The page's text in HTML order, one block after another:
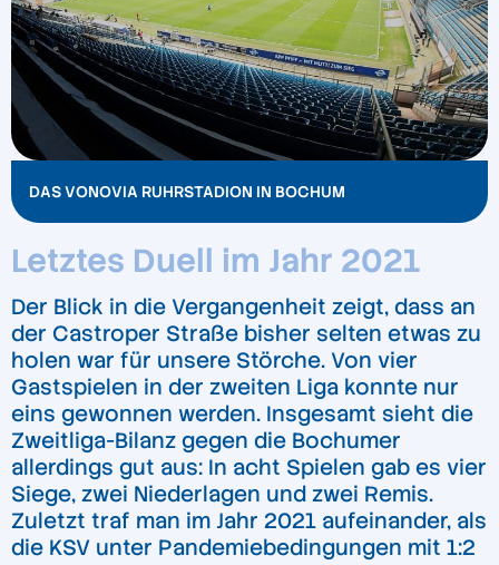
DAS VONOVIA RUHRSTADION IN BOCHUM
Letztes Duell im Jahr 2021
Der Blick in die Vergangenheit zeigt, dass an
der Castroper Straße bisher selten etwas zu
holen war für unsere Störche. Von vier
Gastspielen in der zweiten Liga konnte nur
eins gewonnen werden. Insgesamt sieht die
Zweitliga-Bilanz gegen die Bochumer
allerdings gut aus: In acht Spielen gab es vier
Siege, zwei Niederlagen und zwei Remis.
Zuletzt traf man im Jahr 2021 aufeinander, als
die KSV unter Pandemiebedingungen mit 1:2